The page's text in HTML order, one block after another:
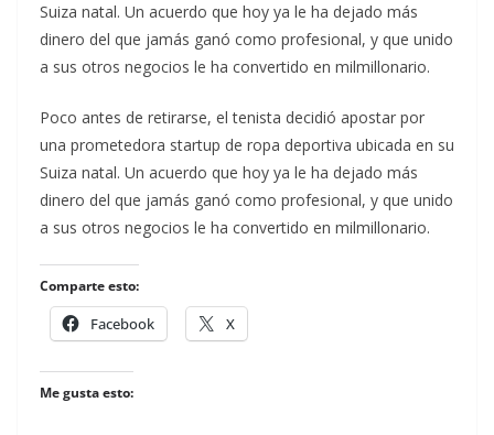
Suiza natal. Un acuerdo que hoy ya le ha dejado más
dinero del que jamás ganó como profesional, y que unido
a sus otros negocios le ha convertido en milmillonario.
​Poco antes de retirarse, el tenista decidió apostar por
una prometedora startup de ropa deportiva ubicada en su
Suiza natal. Un acuerdo que hoy ya le ha dejado más
dinero del que jamás ganó como profesional, y que unido
a sus otros negocios le ha convertido en milmillonario.
Comparte esto:
Facebook X
Me gusta esto: